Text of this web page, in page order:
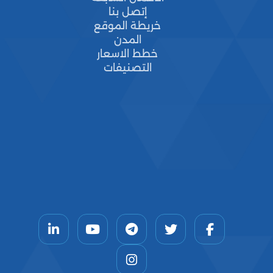
إتصل بنا
خريطة الموقع
المدن
خطط الاسعار
التصنيفات